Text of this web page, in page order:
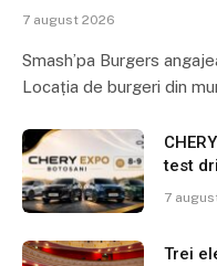
7 august 2026
Smash’pa Burgers
Locația de burgeri din
test
7
Trei